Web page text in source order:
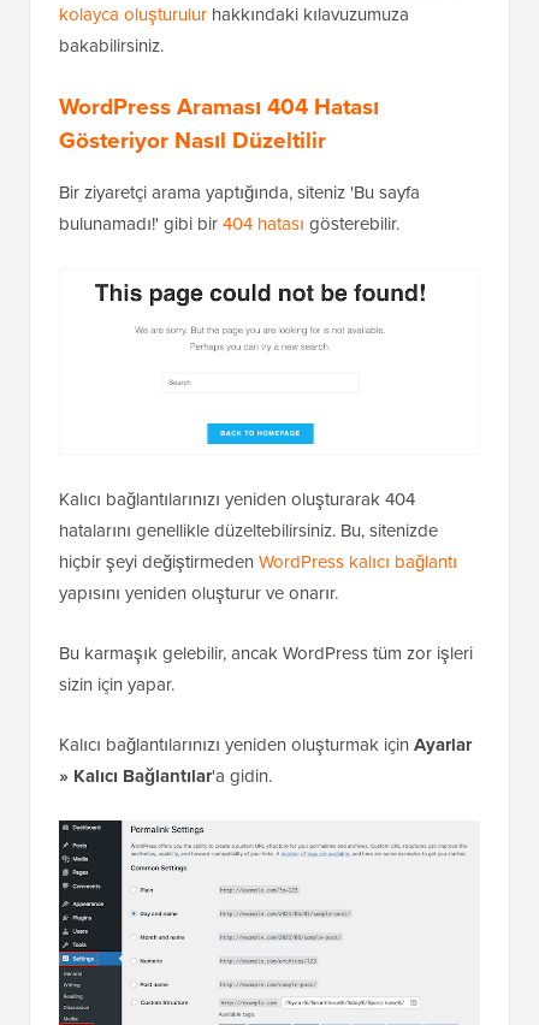
kolayca oluşturulur hakkındaki kılavuzumuza
bakabilirsiniz.
WordPress Araması 404 Hatası
Gösteriyor Nasıl Düzeltilir
Bir ziyaretçi arama yaptığında, siteniz 'Bu sayfa
bulunamadı!' gibi bir404 hatası gösterebilir.
Kalıcı bağlantılarınızı yeniden oluşturarak 404
hatalarını genellikle düzeltebilirsiniz. Bu, sitenizde
hiçbir şeyi değiştirmeden WordPress kalıcı bağlantı
yapısını yeniden oluşturur ve onarır.
Bu karmaşık gelebilir, ancak WordPress tüm zor işleri
sizin için yapar.
Kalıcı bağlantılarınızı yeniden oluşturmak için Ayarlar
» Kalıcı Bağlantılar'a gidin.